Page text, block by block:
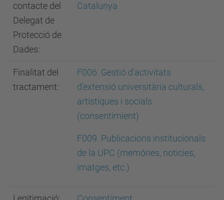
contacte del
Delegat de
Protecció de
Dades:
Catalunya
Finalitat del
tractament:
F006. Gestió d'activitats
d'extensió universitària culturals,
artístiques i socials
(consentimient)
F009. Publicacions institucionals
de la UPC (memòries, noticies,
imatges, etc.)